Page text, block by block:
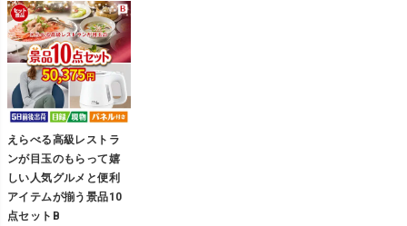
えらべる高級レストラ
ンが目玉のもらって嬉
しい人気グルメと便利
アイテムが揃う景品10
点セットB